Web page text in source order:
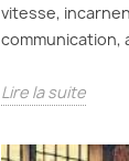
vitesse,
communication,
Lire la suite